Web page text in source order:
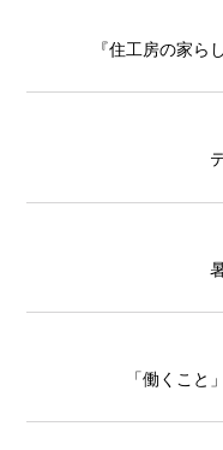
『住工房の家ら
「働くこと